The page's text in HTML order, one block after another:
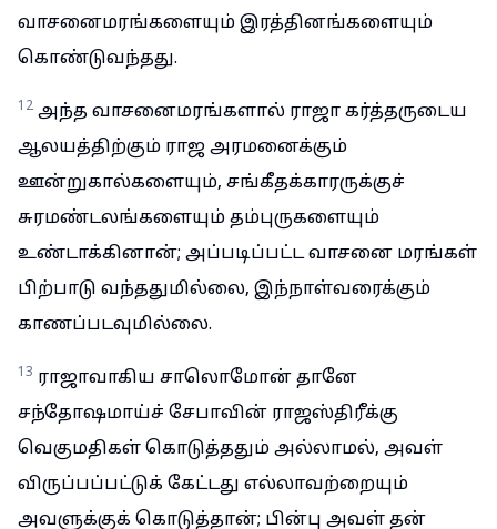
வாசனைமரங்களையும் இரத்தினங்களையும்
கொண்டுவந்தது.
12 அந்த வாசனைமரங்களால் ராஜா கர்த்தருடைய
ஆலயத்திற்கும் ராஜ அரமனைக்கும்
ஊன்றுகால்களையும், சங்கீதக்காரருக்குச்
சுரமண்டலங்களையும் தம்புருகளையும்
உண்டாக்கினான்; அப்படிப்பட்ட வாசனை மரங்கள்
பிற்பாடு வந்ததுமில்லை, இந்நாள்வரைக்கும்
காணப்படவுமில்லை.
13 ராஜாவாகிய சாலொமோன் தானே
சந்தோஷமாய்ச் சேபாவின் ராஜஸ்திரீக்கு
வெகுமதிகள் கொடுத்ததும் அல்லாமல், அவள்
விருப்பப்பட்டுக் கேட்டது எல்லாவற்றையும்
அவளுக்குக் கொடுத்தான்; பின்பு அவள் தன்